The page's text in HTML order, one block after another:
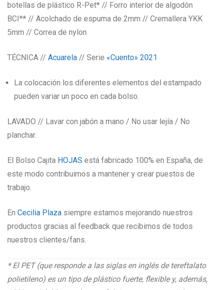
botellas de plástico R-Pet* // Forro interior de algodón
BCI** // Acolchado de espuma de 2mm // Cremallera YKK
5mm // Correa de nylon
TÉCNICA // Acuarela // Serie «Cuento» 2021
La colocación los diferentes elementos del estampado
pueden variar un poco en cada bolso.
LAVADO // Lavar con jabón a mano / No usar lejía / No
planchar.
El Bolso Cajita HOJAS está fabricado 100% en España, de
este modo contribuimos a mantener y crear puestos de
trabajo.
En Cecilia Plaza siempre estamos mejorando nuestros
productos gracias al feedback que recibimos de todos
nuestros clientes/fans.
* El PET (que responde a las siglas en inglés de tereftalato
polietileno) es un tipo de plástico fuerte, flexible y, además,